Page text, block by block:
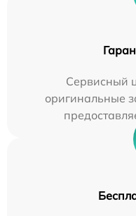
Сервисный
оригинальные